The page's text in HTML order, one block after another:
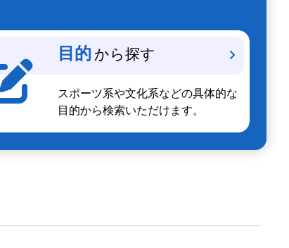
目的 から探す
スポーツ系や文化系などの具体的な
目的から検索いただけます。